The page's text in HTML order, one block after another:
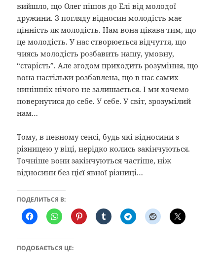
вийшло, що Олег пішов до Елі від молодої
дружини. З погляду відносин молодість має
цінність як молодість. Нам вона цікава тим, що
це молодість. У нас створюється відчуття, що
чиясь молодість розбавить нашу, умовну,
“старість”. Але згодом приходить розуміння, що
вона настільки розбавлена, що в нас самих
нинішніх нічого не залишається. І ми хочемо
повернутися до себе. У себе. У світ, зрозумілий
нам…
Тому, в певному сенсі, будь які відносини з
різницею у віці, нерідко колись закінчуються.
Точніше вони закінчуються частіше, ніж
відносини без цієї явної різниці…
ПОДЕЛИТЬСЯ В:
ПОДОБАЄТЬСЯ ЦЕ: